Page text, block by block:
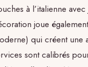
à l’italienne
joue
qui créent une
sont calibrés